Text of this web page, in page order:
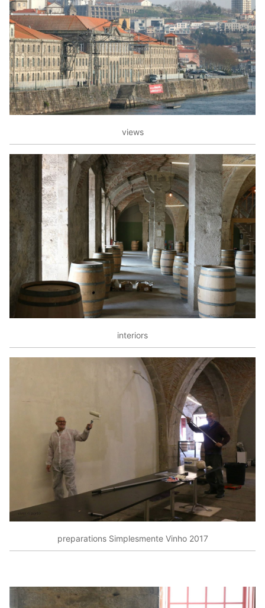
views
interiors
preparations Simplesmente Vinho 2017